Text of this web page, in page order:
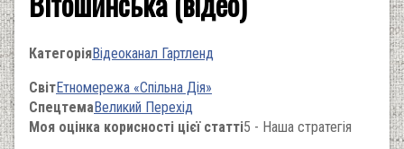
КатегоріяВідеоканал Гартленд
СвітЕтномережа «Спільна Дія»
СпецтемаВеликий Перехід
Моя оцінка корисності цієї статті5 - Наша стратегія